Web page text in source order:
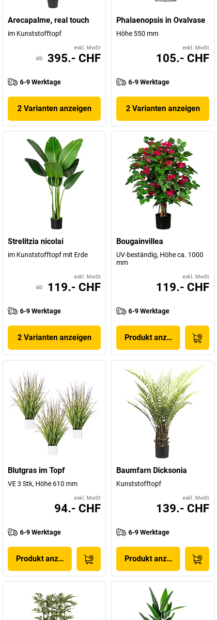
Arecapalme, real touch
im Kunststofftopf
exkl. MwSt
ab 395.- CHF
6-9 Werktage
2 Varianten anzeigen
Phalaenopsis in Ovalvase
Höhe 550 mm
exkl. MwSt
105.- CHF
6-9 Werktage
2 Varianten anzeigen
Strelitzia nicolai
im Kunststofftopf mit Erde
exkl. MwSt
ab 119.- CHF
6-9 Werktage
2 Varianten anzeigen
Bougainvillea
UV-beständig, Höhe ca. 1000
mm
exkl. MwSt
119.- CHF
6-9 Werktage
Produkt anzeigen
Blutgras im Topf
VE 3 Stk, Höhe 610 mm
exkl. MwSt
94.- CHF
6-9 Werktage
Produkt anzeigen
Baumfarn Dicksonia
Kunststofftopf
exkl. MwSt
139.- CHF
6-9 Werktage
Produkt anzeigen